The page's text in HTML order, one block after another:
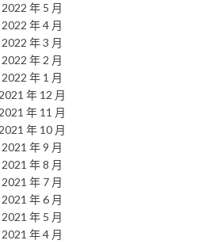
2022 年 5 月
2022 年 4 月
2022 年 3 月
2022 年 2 月
2022 年 1 月
2021 年 12 月
2021 年 11 月
2021 年 10 月
2021 年 9 月
2021 年 8 月
2021 年 7 月
2021 年 6 月
2021 年 5 月
2021 年 4 月